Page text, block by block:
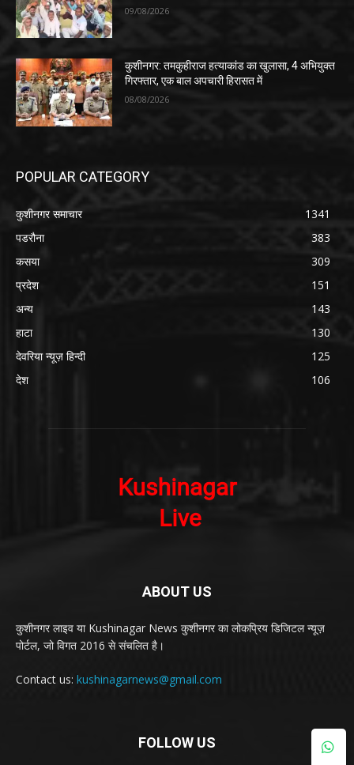
09/08/2026
कुशीनगर: तमकुहीराज हत्याकांड का खुलासा, 4 अभियुक्त
गिरफ्तार, एक बाल अपचारी हिरासत में
08/08/2026
POPULAR CATEGORY
कुशीनगर समाचार
1341
पडरौना
383
कसया
309
प्रदेश
151
अन्य
143
हाटा
130
देवरिया न्यूज़ हिन्दी
125
देश
106
ABOUT US
कुशीनगर लाइव या Kushinagar News कुशीनगर का लोकप्रिय डिजिटल न्यूज़
पोर्टल, जो विगत 2016 से संचलित है।
Contact us: kushinagarnews@gmail.com
FOLLOW US